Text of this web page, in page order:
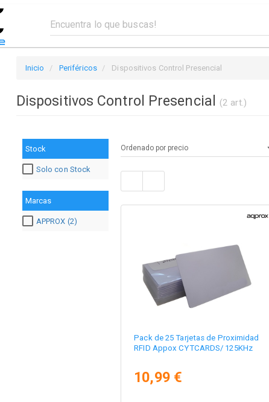
Inicio Periféricos Dispositivos Control Presencial
Dispositivos Control Presencial (2 art.)
Stock
Solo con Stock
Marcas
APPROX (2)
Pack de 25 Tarjetas de Proximidad
RFID Appox CYTCARDS/ 125KHz
10,99 €